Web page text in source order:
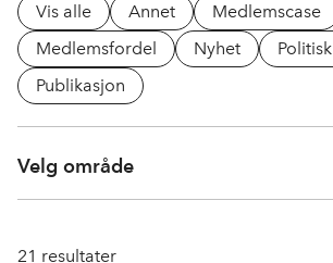
Vis alle Annet
Medlemscase
Medlemsfordel
Nyhet
Publikasjon
Velg område
21 resultater